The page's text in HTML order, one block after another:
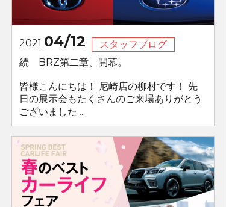
2021 04/12
スタッフブログ
続 BRZ第二章、開幕。
皆様こんにちは！ 尼崎店の柳村です！ 先
日の展示会もたくさんのご来場ありがとう
ございました ...